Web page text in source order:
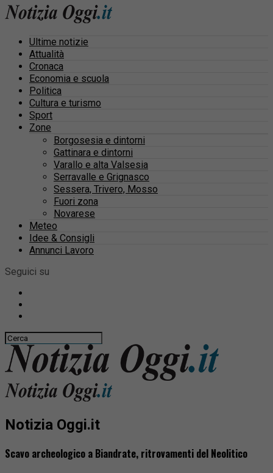
Ultime notizie
Attualità
Cronaca
Economia e scuola
Politica
Cultura e turismo
Sport
Zone
Borgosesia e dintorni
Gattinara e dintorni
Varallo e alta Valsesia
Serravalle e Grignasco
Sessera, Trivero, Mosso
Fuori zona
Novarese
Meteo
Idee & Consigli
Annunci Lavoro
Seguici su
Notizia Oggi.it
Scavo archeologico a Biandrate, ritrovamenti del Neolitico